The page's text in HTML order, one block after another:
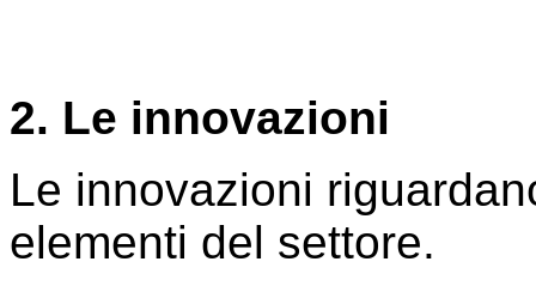
2. Le innovazioni
Le innovazioni
elementi del settore.